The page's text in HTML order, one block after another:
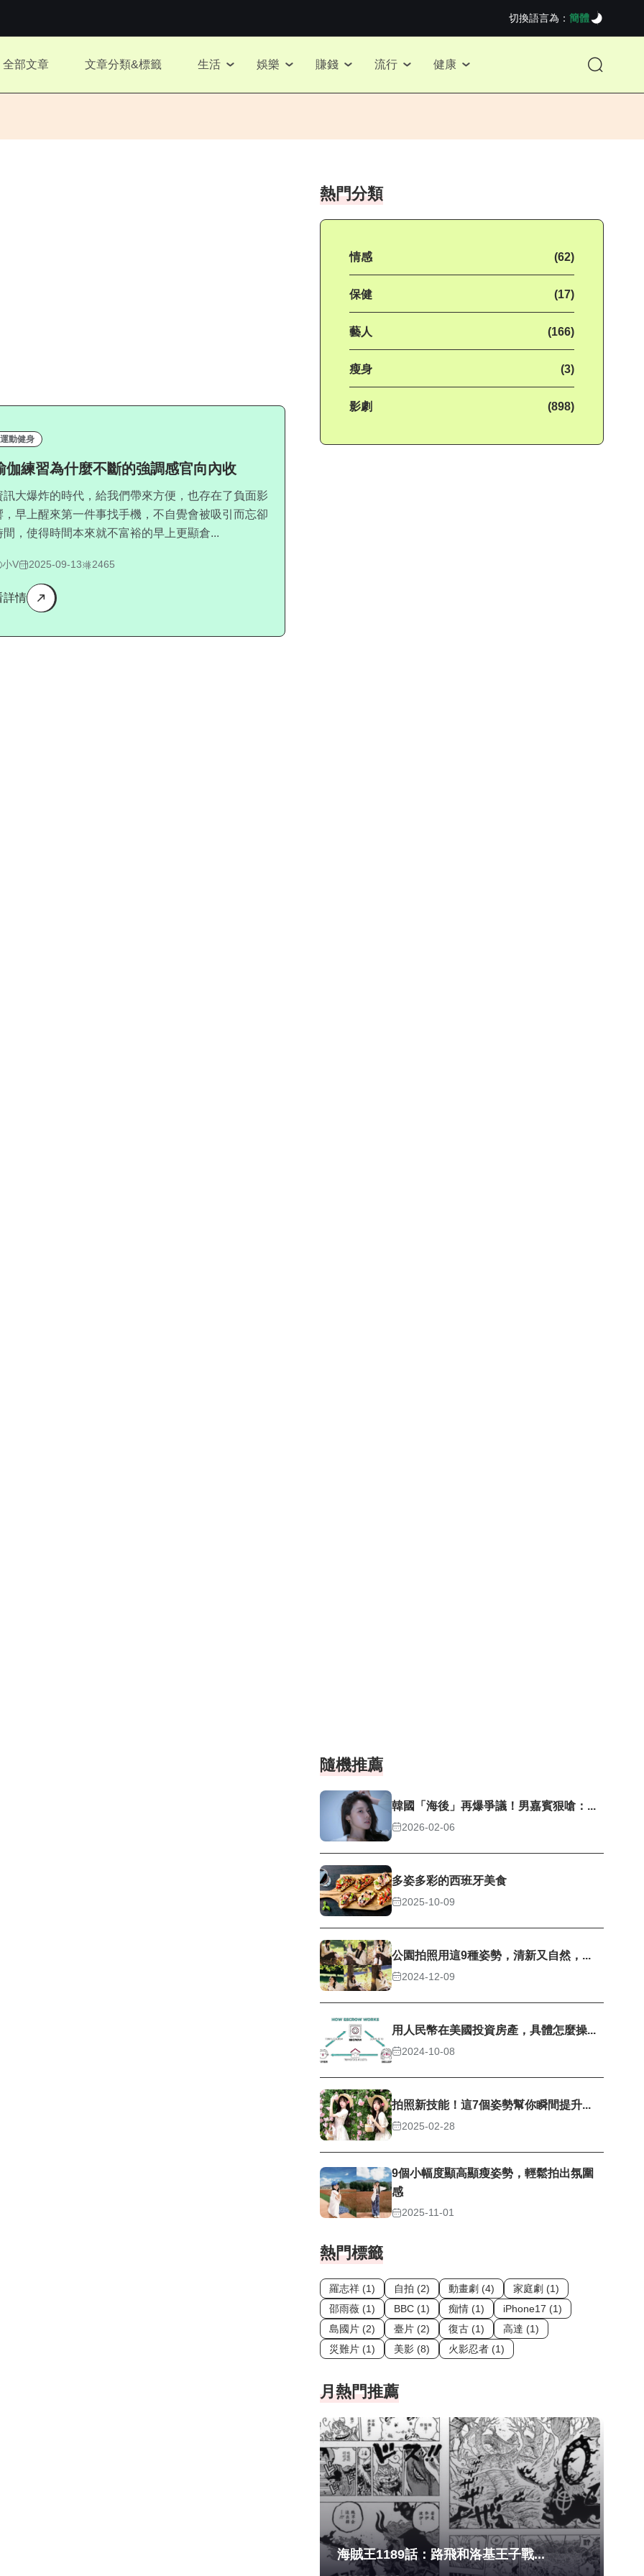
切換語言為： 簡體
全部文章 文章分類&標籤 生活 娛樂 賺錢 流行 健康
運動健身
伽練習為什麼不斷的強調感官向內收
訊大爆炸的時代，給我們帶來方便，也存在了負面影
，早上醒來第一件事找手機，不自覺會被吸引而忘卻
間，使得時間本來就不富裕的早上更顯倉...
小V 2025-09-13 2465
詳情
熱門分類
情感 (62)
保健 (17)
藝人 (166)
瘦身 (3)
影劇 (898)
隨機推薦
韓國「海後」再爆爭議！男嘉賓狠嗆：...
2026-02-06
多姿多彩的西班牙美食
2025-10-09
公園拍照用這9種姿勢，清新又自然，...
2024-12-09
用人民幣在美國投資房產，具體怎麼操...
2024-10-08
拍照新技能！這7個姿勢幫你瞬間提升...
2025-02-28
9個小幅度顯高顯瘦姿勢，輕鬆拍出氛圍
感
2025-11-01
熱門標籤
羅志祥 (1) 自拍 (2) 動畫劇 (4)
家庭劇 (1)
邵雨薇 (1)
BBC (1) 痴情 (1)
iPhone17 (1)
島國片 (2)
臺片 (2) 復古 (1)
高達 (1)
災難片 (1)
美影 (8) 火影忍者 (1)
月熱門推薦
海賊王1189話：路飛和洛基王子戰...